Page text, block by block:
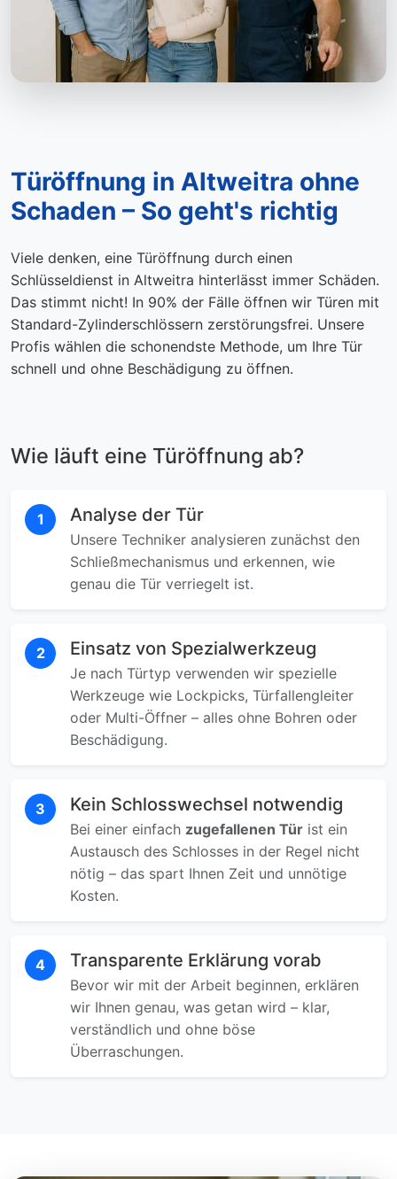
Türöffnung in Altweitra ohne
Schaden – So geht's richtig
Viele denken, eine Türöffnung durch einen
Schlüsseldienst in Altweitra hinterlässt immer Schäden.
Das stimmt nicht! In 90% der Fälle öffnen wir Türen mit
Standard-Zylinderschlössern zerstörungsfrei. Unsere
Profis wählen die schonendste Methode, um Ihre Tür
schnell und ohne Beschädigung zu öffnen.
Wie läuft eine Türöffnung ab?
1 Analyse der Tür
Unsere Techniker analysieren zunächst den
Schließmechanismus und erkennen, wie
genau die Tür verriegelt ist.
2 Einsatz von Spezialwerkzeug
Je nach Türtyp verwenden wir spezielle
Werkzeuge wie Lockpicks, Türfallengleiter
oder Multi-Öffner – alles ohne Bohren oder
Beschädigung.
3 Kein Schlosswechsel notwendig
Bei einer einfach zugefallenen Tür ist ein
Austausch des Schlosses in der Regel nicht
nötig – das spart Ihnen Zeit und unnötige
Kosten.
4 Transparente Erklärung vorab
Bevor wir mit der Arbeit beginnen, erklären
wir Ihnen genau, was getan wird – klar,
verständlich und ohne böse
Überraschungen.